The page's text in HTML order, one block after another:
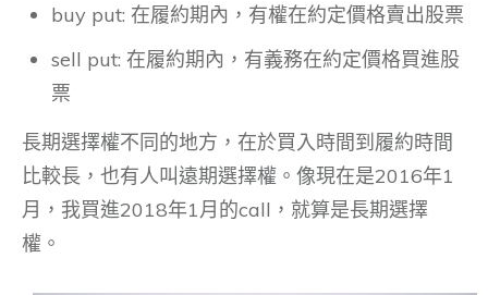
buy put: 在履約期內，有權在約定價格賣出股票
sell put: 在履約期內，有義務在約定價格買進股
票
長期選擇權不同的地方，在於買入時間到履約時間
比較長，也有人叫遠期選擇權。像現在是2016年1
月，我買進2018年1月的call，就算是長期選擇
權。